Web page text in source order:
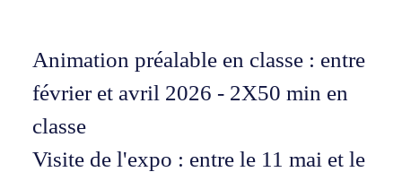
Animation préalable en classe : entre
février et avril 2026 - 2X50 min en
classe
Visite de l'expo : entre le 11 mai et le